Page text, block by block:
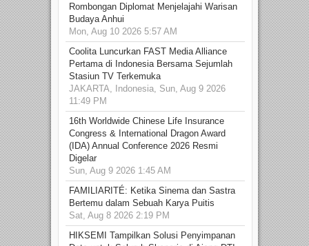
Rombongan Diplomat Menjelajahi Warisan
Budaya Anhui
Mon, Aug 10 2026 5:57 AM
Coolita Luncurkan FAST Media Alliance
Pertama di Indonesia Bersama Sejumlah
Stasiun TV Terkemuka
JAKARTA, Indonesia, Sun, Aug 9 2026
11:49 PM
16th Worldwide Chinese Life Insurance
Congress & International Dragon Award
(IDA) Annual Conference 2026 Resmi
Digelar
Sun, Aug 9 2026 1:45 AM
FAMILIARITÉ: Ketika Sinema dan Sastra
Bertemu dalam Sebuah Karya Puitis
Sat, Aug 8 2026 2:19 PM
HIKSEMI Tampilkan Solusi Penyimpanan